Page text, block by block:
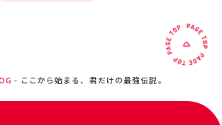
ここから始まる、君だけの最強伝説。